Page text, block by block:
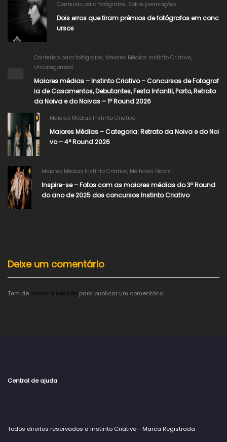
Conteúdo para fotógrafos, Sobre premiações
Dois erros que tiram prêmios de fotógrafos em conc
ursos
Conteúdo para fotógrafos, Maiores Médias Instinto Criativo,
Uncategorized
Maiores médias – Instinto Criativo – Concursos de Fotograf
ia de Casamentos, Debutantes, Festa Infantil, Parto, Retrato
da Noiva e do Noivas – 1º Round 2026
Maiores Médias Instinto Criativo
Maiores Médias – Categoria: Retrato da Noiva e do Noi
vo – 4° Round 2026
Maiores Médias Instinto Criativo, Melhores Notas
Inspire-se – Fotos com as maiores médias do 3º Round
do ano de 2025 dos concursos Instinto Criativo
Deixe um comentário
Tem de iniciar a sessão para publicar um comentário.
Central de ajuda
Todos direitos reservados a Instinto Criativo - Marca Registrada